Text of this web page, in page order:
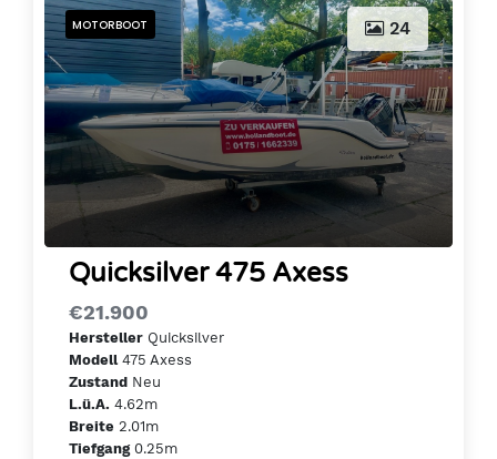
24
MOTORBOOT
Quicksilver 475 Axess
€21.900
Hersteller Quicksilver
Modell475 Axess
Zustand Neu
L.ü.A. 4.62m
Breite 2.01m
Tiefgang0.25m